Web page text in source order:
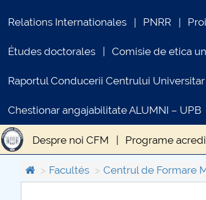
Relations Internationales PNRR
Études doctorales Comisie de etica
Raportul Conducerii Centrului
Chestionar angajabilitate ALUMNI – UPB
Despre noi CFM Programe
Acces inscriși Management
Facultés
Centrul de Formare